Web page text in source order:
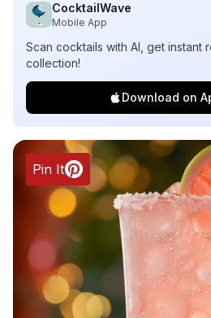
CocktailWave
Mobile App
Scan cocktails with AI, get instant
collection!
Download on
Pin It